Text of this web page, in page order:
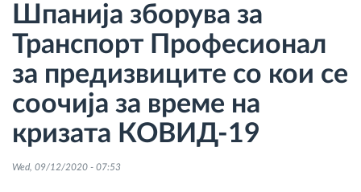
Следење на времетраењето на возењето
Управување со работната сила
Далечинско преземање тахографски
датотеки
Контрола на пристап
Шпанија зборува за
Транспорт Професионал
за предизвиците со кои се
соочија за време на
кризата КОВИД-19
Wed, 09/12/2020 - 07:53